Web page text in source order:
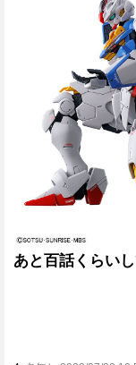
あと百話くらい